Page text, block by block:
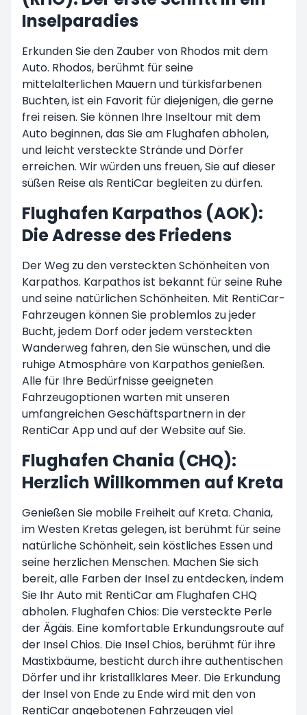
Inselparadies
Erkunden Sie den Zauber von Rhodos mit dem
Auto. Rhodos, berühmt für seine
mittelalterlichen Mauern und türkisfarbenen
Buchten, ist ein Favorit für diejenigen, die gerne
frei reisen. Sie können Ihre Inseltour mit dem
Auto beginnen, das Sie am Flughafen abholen,
und leicht versteckte Strände und Dörfer
erreichen. Wir würden uns freuen, Sie auf dieser
süßen Reise als RentiCar begleiten zu dürfen.
Flughafen Karpathos (AOK):
Die Adresse des Friedens
Der Weg zu den versteckten Schönheiten von
Karpathos. Karpathos ist bekannt für seine Ruhe
und seine natürlichen Schönheiten. Mit RentiCar-
Fahrzeugen können Sie problemlos zu jeder
Bucht, jedem Dorf oder jedem versteckten
Wanderweg fahren, den Sie wünschen, und die
ruhige Atmosphäre von Karpathos genießen.
Alle für Ihre Bedürfnisse geeigneten
Fahrzeugoptionen warten mit unseren
umfangreichen Geschäftspartnern in der
RentiCar App und auf der Website auf Sie.
Flughafen Chania (CHQ):
Herzlich Willkommen auf Kreta
Genießen Sie mobile Freiheit auf Kreta. Chania,
im Westen Kretas gelegen, ist berühmt für seine
natürliche Schönheit, sein köstliches Essen und
seine herzlichen Menschen. Machen Sie sich
bereit, alle Farben der Insel zu entdecken, indem
Sie Ihr Auto mit RentiCar am Flughafen CHQ
abholen. Flughafen Chios: Die versteckte Perle
der Ägäis. Eine komfortable Erkundungsroute auf
der Insel Chios. Die Insel Chios, berühmt für ihre
Mastixbäume, besticht durch ihre authentischen
Dörfer und ihr kristallklares Meer. Die Erkundung
der Insel von Ende zu Ende wird mit den von
RentiCar angebotenen Fahrzeugen viel